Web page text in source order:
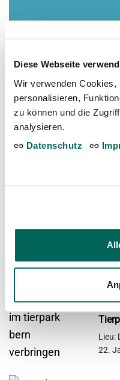
Diese Webseite
Wir verwenden Cookies,
personalisieren,
zu können und die
analysieren.
Datenschutz
Plus de
Die
statt!
Lieu:
30.
Lieu:
22.